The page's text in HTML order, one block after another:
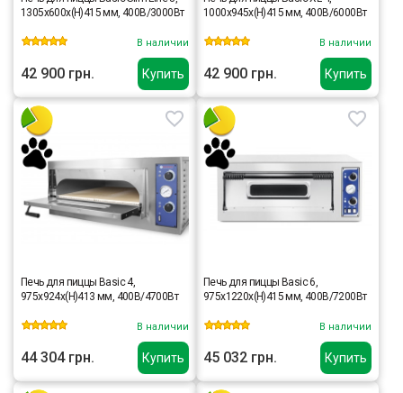
Купить
1305x600x(H)415 мм, 400В/3000Вт
В наличии
42 900 грн. Купить
1000x945x(H)415 мм, 400В/6000Вт
В наличии
42 900 грн.
Купить
Печь для пиццы Basic 4,
975x924x(H)413 мм, 400В/4700Вт
В наличии
44 304 грн. Купить
Печь для пиццы Basic 6,
975x1220x(H)415 мм, 400В/7200Вт
В наличии
45 032 грн.